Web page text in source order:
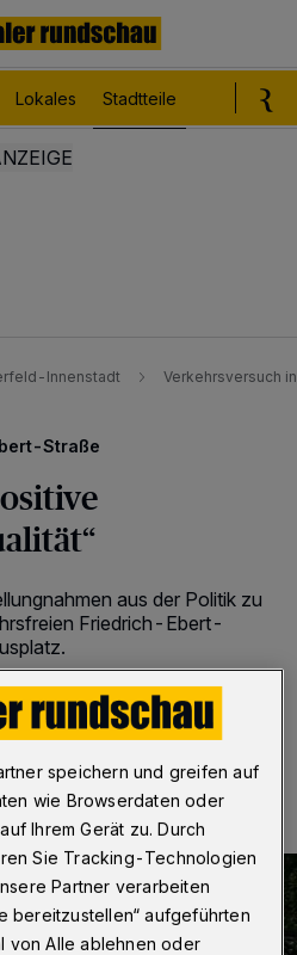
Lokales Stadtteile
Innenstadt Verkehrsversuch
Straße
aus der Politik zu
Friedrich-Ebert-
Minuten Lesezeit
speichern und greifen auf
wie Browserdaten oder
Ihrem Gerät zu. Durch
Sie Tracking-Technologien
Partner verarbeiten
bereitzustellen“ aufgeführten
von Alle ablehnen oder